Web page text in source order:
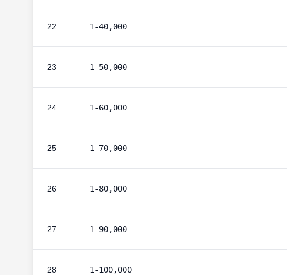
22 1-40,000
23 1-50,000
24 1-60,000
25 1-70,000
26 1-80,000
27 1-90,000
28 1-100,000